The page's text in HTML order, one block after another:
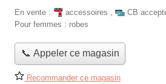
En vente :
accessoires , CB
Pour femmes : robes
📞 Appeler ce magasin
Recommander ce magasin